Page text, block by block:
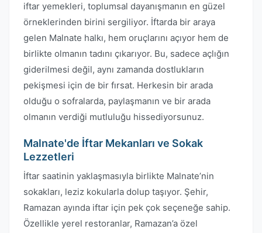
iftar yemekleri, toplumsal dayanışmanın en güzel
örneklerinden birini sergiliyor. İftarda bir araya
gelen Malnate halkı, hem oruçlarını açıyor hem de
birlikte olmanın tadını çıkarıyor. Bu, sadece açlığın
giderilmesi değil, aynı zamanda dostlukların
pekişmesi için de bir fırsat. Herkesin bir arada
olduğu o sofralarda, paylaşmanın ve bir arada
olmanın verdiği mutluluğu hissediyorsunuz.
Malnate'de İftar Mekanları ve Sokak
Lezzetleri
İftar saatinin yaklaşmasıyla birlikte Malnate’nin
sokakları, leziz kokularla dolup taşıyor. Şehir,
Ramazan ayında iftar için pek çok seçeneğe sahip.
Özellikle yerel restoranlar, Ramazan’a özel